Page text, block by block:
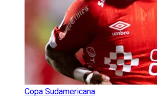
Copa Sudamericana